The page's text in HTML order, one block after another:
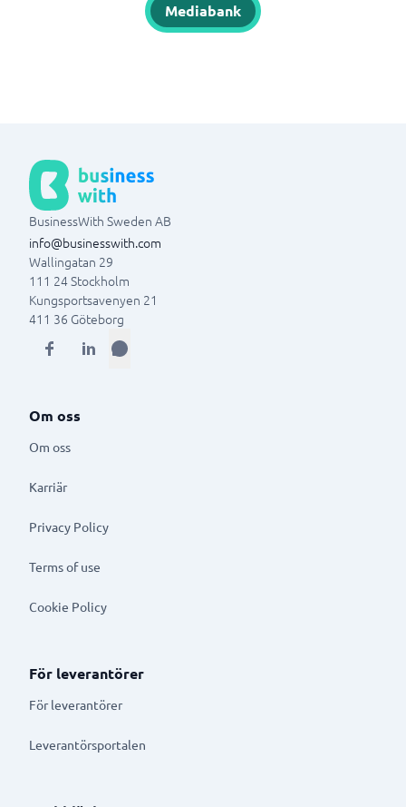
Mediabank
BusinessWith Sweden AB
info@businesswith.com
Wallingatan 29
111 24Stockholm
Kungsportsavenyen 21
411 36 Göteborg
Om oss
Om oss
Karriär
Privacy Policy
Terms of use
Cookie Policy
För leverantörer
För leverantörer
Leverantörsportalen